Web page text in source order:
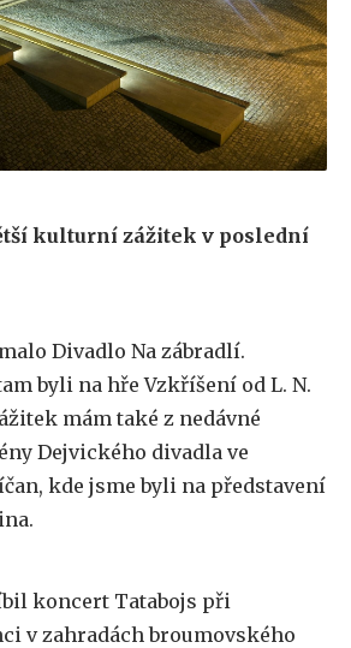
kulturní zážitek v poslední
Divadlo Na zábradlí.
byli na hře Vzkříšení od L. N.
mám také z nedávné
Dejvického divadla ve
kde jsme byli na představení
koncert Tatabojs při
v zahradách broumovského